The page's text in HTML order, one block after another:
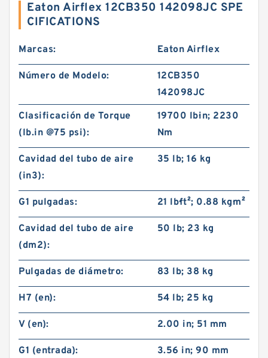
Eaton Airflex 12CB350 142098JC SPE
CIFICATIONS
Marcas: Eaton Airflex
Número de Modelo:
12CB350
142098JC
Clasificación de Torque
(lb.in @75 psi):
19700 lb·in; 2230
Nm
Cavidad del tubo de aire
(in3):
35 lb; 16 kg
G1 pulgadas: 21 lb·ft²; 0.88 kg·m²
Cavidad del tubo de aire
(dm2):
50 lb; 23 kg
Pulgadas de diámetro: 83 lb; 38 kg
H7 (en): 54 lb; 25 kg
V (en): 2.00 in; 51 mm
G1 (entrada): 3.56 in; 90 mm